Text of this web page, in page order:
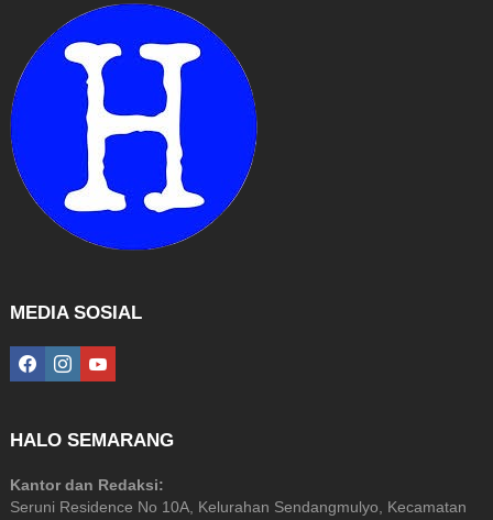
MEDIA SOSIAL
facebookinstagramyoutube
HALO SEMARANG
Kantor dan Redaksi:
Seruni Residence No 10A, Kelurahan Sendangmulyo, Kecamatan